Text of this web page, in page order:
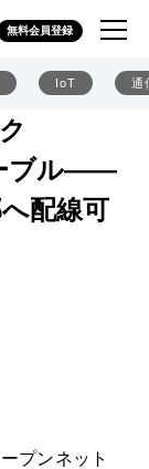
無料会員登録
IoT 通
ブル――
配線可
プンネット